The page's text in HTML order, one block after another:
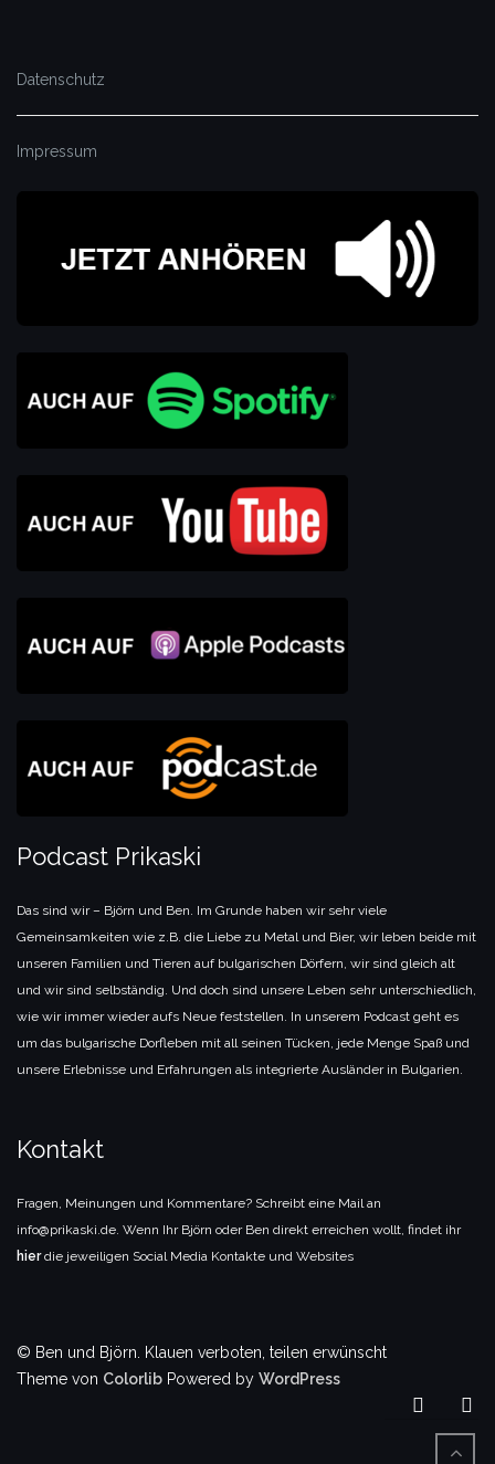
Datenschutz
Impressum
Podcast Prikaski
Das sind wir – Björn und Ben. Im Grunde haben wir sehr viele
Gemeinsamkeiten wie z.B. die Liebe zu Metal und Bier, wir leben beide mit
unseren Familien und Tieren auf bulgarischen Dörfern, wir sind gleich alt
und wir sind selbständig. Und doch sind unsere Leben sehr unterschiedlich,
wie wir immer wieder aufs Neue feststellen. In unserem Podcast geht es
um das bulgarische Dorfleben mit all seinen Tücken, jede Menge Spaß und
unsere Erlebnisse und Erfahrungen als integrierte Ausländer in Bulgarien.
Kontakt
Fragen, Meinungen und Kommentare? Schreibt eine Mail an
info@prikaski.de. Wenn Ihr Björn oder Ben direkt erreichen wollt, findet ihr
hierdie jeweiligen Social Media Kontakte und Websites
© Ben und Björn. Klauen verboten, teilen erwünscht
Theme von Colorlib Powered by WordPress